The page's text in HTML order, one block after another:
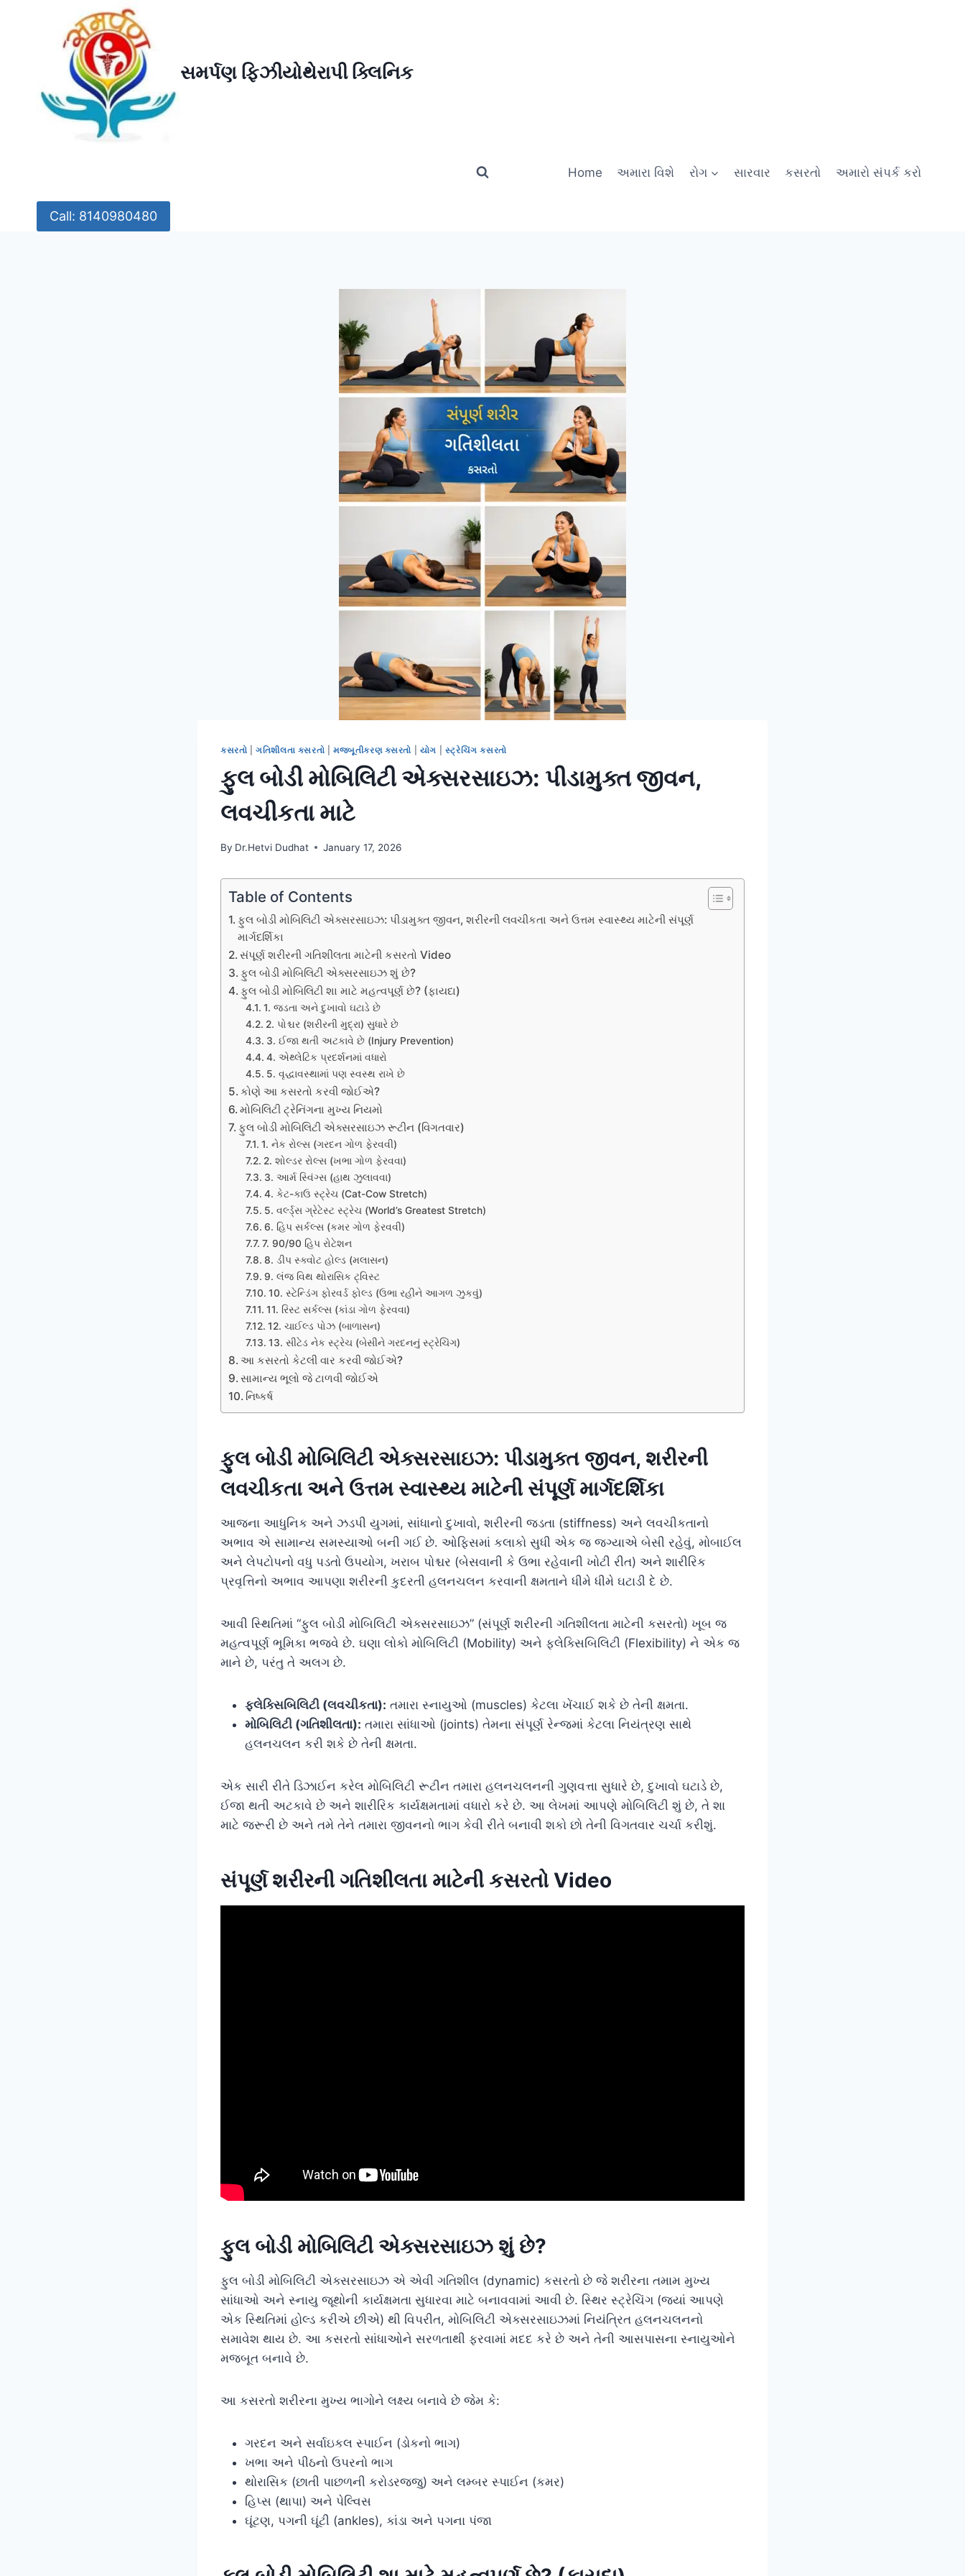
સમર્પણ ફિઝીયોથેરાપી ક્લિનિક
Home અમારા વિશે રોગ સારવાર કસરતો અમારો સંપર્ક કરો
Call: 8140980480
કસરતો |ગતિશીલતા કસરતો મજબૂતીકરણ કસરતો યોગ સ્ટ્રેચિંગ કસરતો
ફુલ બોડી મોબિલિટી એક્સરસાઇઝ: પીડામુક્ત જીવન,
લવચીકતા માટે
By Dr.Hetvi Dudhat January 17, 2026
Table of Contents
ફુલ બોડી મોબિલિટી એક્સરસાઇઝ: પીડામુક્ત જીવન, શરીરની લવચીકતા અને ઉત્તમ સ્વાસ્થ્ય માટેની સંપૂર્ણ
માર્ગદર્શિકા
સંપૂર્ણ શરીરની ગતિશીલતા માટેની કસરતો Video
ફુલ બોડી મોબિલિટી એક્સરસાઇઝ શું છે?
ફુલ બોડી મોબિલિટી શા માટે મહત્વપૂર્ણ છે? (ફાયદા)
1. જડતા અને દુખાવો ઘટાડે છે
2. પોશ્ચર (શરીરની મુદ્રા) સુધારે છે
3. ઈજા થતી અટકાવે છે (Injury Prevention)
4. એથ્લેટિક પ્રદર્શનમાં વધારો
5. વૃદ્ધાવસ્થામાં પણ સ્વસ્થ રાખે છે
કોણે આ કસરતો કરવી જોઈએ?
મોબિલિટી ટ્રેનિંગના મુખ્ય નિયમો
ફુલ બોડી મોબિલિટી એક્સરસાઇઝ રૂટીન (વિગતવાર)
1. નેક રોલ્સ (ગરદન ગોળ ફેરવવી)
2. શોલ્ડર રોલ્સ (ખભા ગોળ ફેરવવા)
3. આર્મ સ્વિંગ્સ (હાથ ઝુલાવવા)
4. કેટ-કાઉ સ્ટ્રેચ (Cat-Cow Stretch)
5. વર્લ્ડ્સ ગ્રેટેસ્ટ સ્ટ્રેચ (World’s Greatest Stretch)
6. હિપ સર્કલ્સ (કમર ગોળ ફેરવવી)
7. 90/90 હિપ રોટેશન
8. ડીપ સ્ક્વોટ હોલ્ડ (મલાસન)
9. લંજ વિથ થોરાસિક ટ્વિસ્ટ
10. સ્ટેન્ડિંગ ફોરવર્ડ ફોલ્ડ (ઉભા રહીને આગળ ઝુકવું)
11. રિસ્ટ સર્કલ્સ (કાંડા ગોળ ફેરવવા)
12. ચાઈલ્ડ પોઝ (બાળાસન)
13. સીટેડ નેક સ્ટ્રેચ (બેસીને ગરદનનું સ્ટ્રેચિંગ)
આ કસરતો કેટલી વાર કરવી જોઈએ?
સામાન્ય ભૂલો જે ટાળવી જોઈએ
નિષ્કર્ષ
ફુલ બોડી મોબિલિટી એક્સરસાઇઝ: પીડામુક્ત જીવન, શરીરની
લવચીકતા અને ઉત્તમ સ્વાસ્થ્ય માટેની સંપૂર્ણ માર્ગદર્શિકા
આજના આધુનિક અને ઝડપી યુગમાં, સાંધાનો દુખાવો, શરીરની જડતા (stiffness) અને લવચીકતાનો
અભાવ એ સામાન્ય સમસ્યાઓ બની ગઈ છે. ઓફિસમાં કલાકો સુધી એક જ જગ્યાએ બેસી રહેવું, મોબાઈલ
અને લેપટોપનો વધુ પડતો ઉપયોગ, ખરાબ પોશ્ચર (બેસવાની કે ઉભા રહેવાની ખોટી રીત) અને શારીરિક
પ્રવૃત્તિનો અભાવ આપણા શરીરની કુદરતી હલનચલન કરવાની ક્ષમતાને ધીમે ધીમે ઘટાડી દે છે.
આવી સ્થિતિમાં “ફુલ બોડી મોબિલિટી એક્સરસાઇઝ” (સંપૂર્ણ શરીરની ગતિશીલતા માટેની કસરતો) ખૂબ જ
મહત્વપૂર્ણ ભૂમિકા ભજવે છે. ઘણા લોકો મોબિલિટી (Mobility) અને ફ્લેક્સિબિલિટી (Flexibility) ને એક જ
માને છે, પરંતુ તે અલગ છે.
ફ્લેક્સિબિલિટી (લવચીકતા): તમારા સ્નાયુઓ (muscles) કેટલા ખેંચાઈ શકે છે તેની ક્ષમતા.
મોબિલિટી (ગતિશીલતા): તમારા સાંધાઓ (joints) તેમના સંપૂર્ણ રેન્જમાં કેટલા નિયંત્રણ સાથે
હલનચલન કરી શકે છે તેની ક્ષમતા.
એક સારી રીતે ડિઝાઈન કરેલ મોબિલિટી રૂટીન તમારા હલનચલનની ગુણવત્તા સુધારે છે, દુખાવો ઘટાડે છે,
ઈજા થતી અટકાવે છે અને શારીરિક કાર્યક્ષમતામાં વધારો કરે છે. આ લેખમાં આપણે મોબિલિટી શું છે, તે શા
માટે જરૂરી છે અને તમે તેને તમારા જીવનનો ભાગ કેવી રીતે બનાવી શકો છો તેની વિગતવાર ચર્ચા કરીશું.
સંપૂર્ણ શરીરની ગતિશીલતા માટેની કસરતો Video
ફુલ બોડી મોબિલિટી એક્સરસાઇઝ શું છે?
ફુલ બોડી મોબિલિટી એક્સરસાઇઝ એ એવી ગતિશીલ (dynamic) કસરતો છે જે શરીરના તમામ મુખ્ય
સાંધાઓ અને સ્નાયુ જૂથોની કાર્યક્ષમતા સુધારવા માટે બનાવવામાં આવી છે. સ્થિર સ્ટ્રેચિંગ (જ્યાં આપણે
એક સ્થિતિમાં હોલ્ડ કરીએ છીએ) થી વિપરીત, મોબિલિટી એક્સરસાઇઝમાં નિયંત્રિત હલનચલનનો
સમાવેશ થાય છે. આ કસરતો સાંધાઓને સરળતાથી ફરવામાં મદદ કરે છે અને તેની આસપાસના સ્નાયુઓને
મજબૂત બનાવે છે.
આ કસરતો શરીરના મુખ્ય ભાગોને લક્ષ્ય બનાવે છે જેમ કે:
ગરદન અને સર્વાઇકલ સ્પાઈન (ડોકનો ભાગ)
ખભા અને પીઠનો ઉપરનો ભાગ
થોરાસિક (છાતી પાછળની કરોડરજ્જુ) અને લમ્બર સ્પાઈન (કમર)
હિપ્સ (થાપા) અને પેલ્વિસ
ઘૂંટણ, પગની ઘૂંટી (ankles), કાંડા અને પગના પંજા